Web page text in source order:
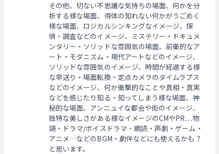
その他、切ない不思議な気持ちの場面、何かを分
析する様な場面、得体の知れない何かがうごめく
様な場面、ロジカルシンキングなイメージ、探
偵・調査などのイメージ、ミステリー・ドキュメ
ンタリー・ソリッドな雰囲気の場面、前衛的なア
ート・モダニズム・現代アートなどのイメージ、
ソリッドな雰囲気のイメージ、時間が経過する様
な早送り・場面転換・定点カメラのタイムラプス
などのイメージ、何か衝撃的なことや真相・真実
などを感じたり知る・知ってしまう様な場面、神
秘的な場面、アンニュイな都会や街のイメージ、
独特な美しさがある様なイメージのCMやPR…物
語・ドラマ/ボイスドラマ・朗読・声劇・ゲーム・
アニメ…などのBGM・劇伴などにも使えるかも？
と思います。